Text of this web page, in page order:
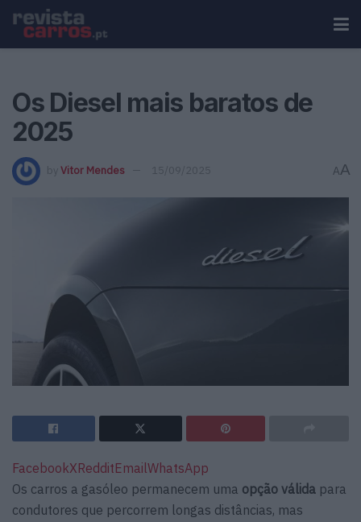
Os Diesel mais baratos de
2025
by Vitor Mendes 15/09/2025 AA
FacebookXRedditEmailWhatsApp
Os carros a gasóleo permanecem uma opção válida para
condutores que percorrem longas distâncias, mas